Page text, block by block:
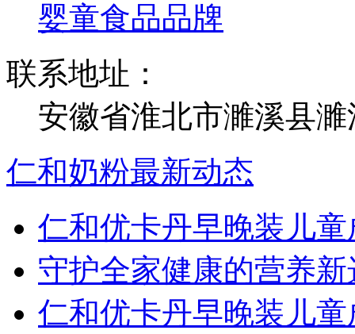
婴童食品品牌
联系地址：
安徽省淮北市濉溪县
仁和奶粉最新动态
仁和优卡丹早晚装儿
守护全家健康的营养
仁和优卡丹早晚装儿